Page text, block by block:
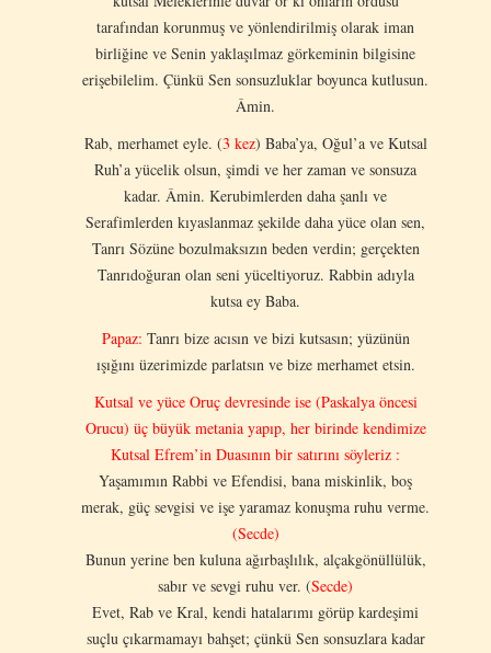
tarafından korunmuş ve yönlendirilmiş olarak iman
birliğine ve Senin yaklaşılmaz görkeminin bilgisine
erişebilelim. Çünkü Sen sonsuzluklar boyunca kutlusun.
Âmin.
Rab, merhamet eyle. (3 kez) Baba’ya, Oğul’a ve Kutsal
Ruh’a yücelik olsun, şimdi ve her zaman ve sonsuza
kadar. Âmin. Kerubimlerden daha şanlı ve
Serafimlerden kıyaslanmaz şekilde daha yüce olan sen,
Tanrı Sözüne bozulmaksızın beden verdin; gerçekten
Tanrıdoğuran olan seni yüceltiyoruz. Rabbin adıyla
kutsa ey Baba.
Papaz: Tanrı bize acısın ve bizi kutsasın; yüzünün
ışığını üzerimizde parlatsın ve bize merhamet etsin.
Kutsal ve yüce Oruç devresinde ise (Paskalya öncesi
Orucu) üç büyük metania yapıp, her birinde kendimize
Kutsal Efrem’in Duasının bir satırını söyleriz :
Yaşamımın Rabbi ve Efendisi, bana miskinlik, boş
merak, güç sevgisi ve işe yaramaz konuşma ruhu verme.
(Secde)
Bunun yerine ben kuluna ağırbaşlılık, alçakgönüllülük,
sabır ve sevgi ruhu ver. (Secde)
Evet, Rab ve Kral, kendi hatalarımı görüp kardeşimi
suçlu çıkarmamayı bahşet; çünkü Sen sonsuzlara kadar